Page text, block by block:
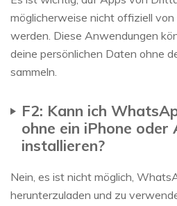
möglicherweise nicht offiziell
werden. Diese Anwendungen
deine persönlichen Daten ohne
sammeln.
F2: Kann ich
ohne ein iPhone
installieren?
Nein, es ist nicht möglich,
herunterzuladen und zu